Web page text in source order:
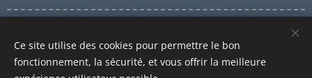
Langues
Nederlands
Français
Ce site utilise des cookies pour permettre le bon
fonctionnement, la sécurité, et vous offrir la meilleure